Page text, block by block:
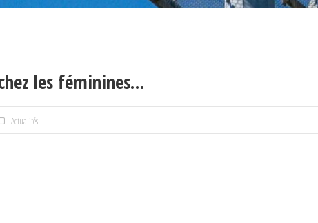
les féminines…
Actualités